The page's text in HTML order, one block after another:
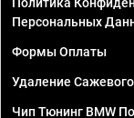
Персональных
Формы Оплаты
Удаление
Чип Тюнинг BMW